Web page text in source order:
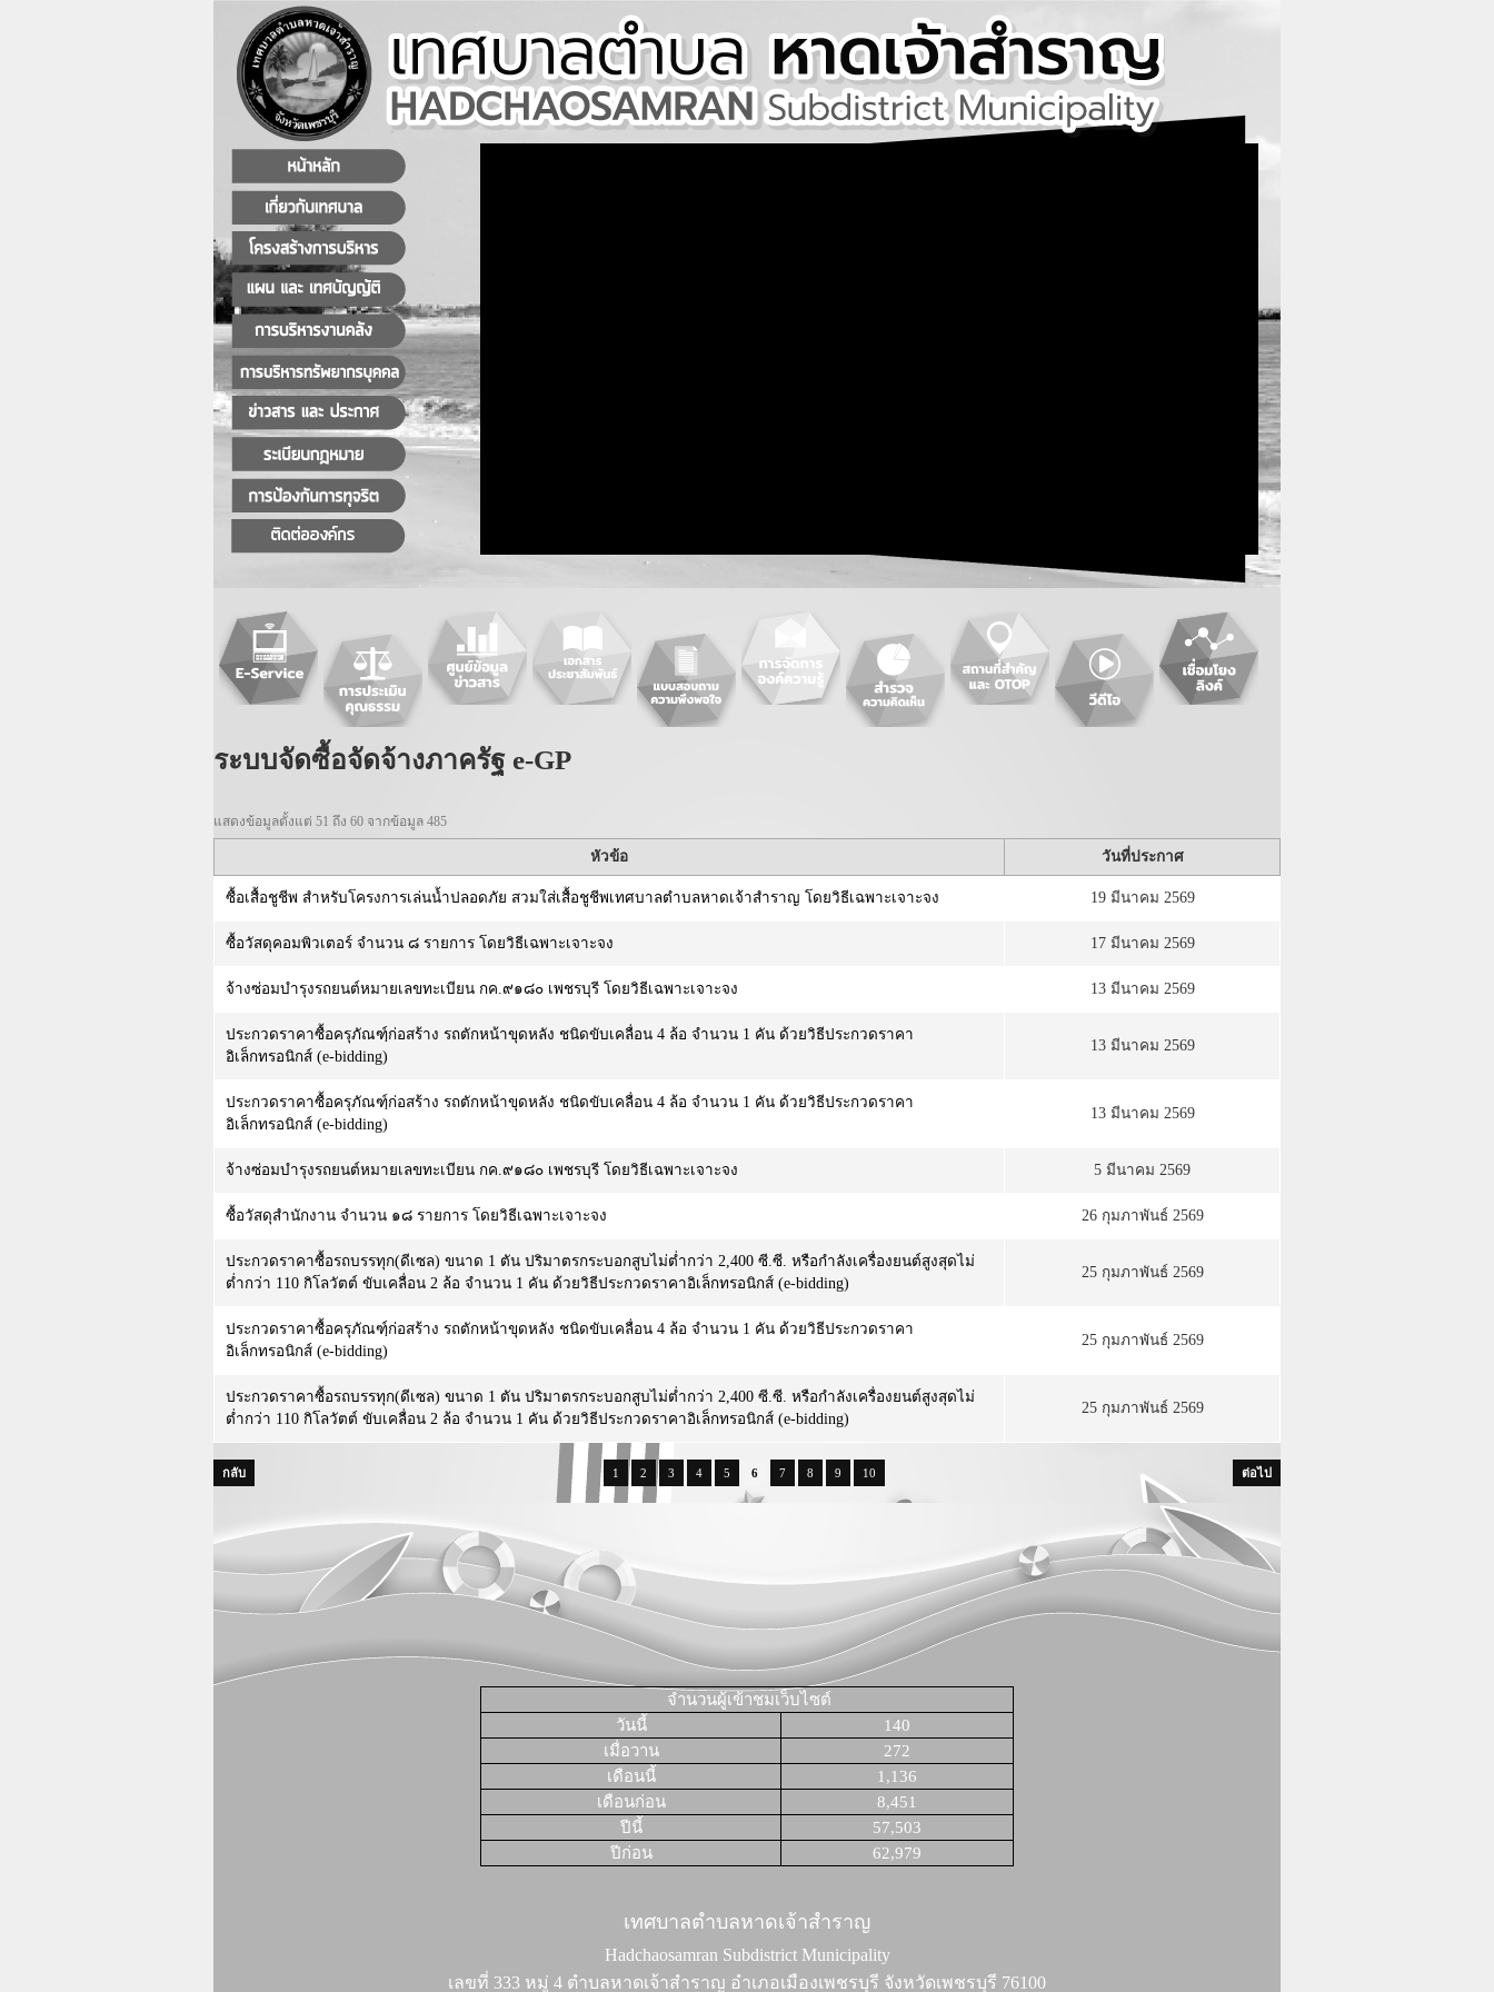
ระบบจัดซื้อจัดจ้างภาครัฐ e-GP
แสดงข้อมูลตั้งแต่ 51 ถึง 60 จากข้อมูล 485
หัวข้อ วันที่ประกาศ
ซื้อเสื้อชูชีพ สำหรับโครงการเล่นน้ำปลอดภัย สวมใส่เสื้อชูชีพเทศบาลตำบลหาดเจ้าสำราญ โดยวิธีเฉพาะเจาะจง 19 มีนาคม 2569
ซื้อวัสดุคอมพิวเตอร์ จำนวน ๘ รายการ โดยวิธีเฉพาะเจาะจง 17 มีนาคม 2569
จ้างซ่อมบำรุงรถยนต์หมายเลขทะเบียน กค.๙๑๘๐ เพชรบุรี โดยวิธีเฉพาะเจาะจง 13 มีนาคม 2569
ประกวดราคาซื้อครุภัณฑ์ฺก่อสร้าง รถตักหน้าขุดหลัง ชนิดขับเคลื่อน 4 ล้อ จำนวน 1 คัน ด้วยวิธีประกวดราคา
อิเล็กทรอนิกส์ (e-bidding)
13 มีนาคม 2569
ประกวดราคาซื้อครุภัณฑ์ฺก่อสร้าง รถตักหน้าขุดหลัง ชนิดขับเคลื่อน 4 ล้อ จำนวน 1 คัน ด้วยวิธีประกวดราคา
อิเล็กทรอนิกส์ (e-bidding)
13 มีนาคม 2569
จ้างซ่อมบำรุงรถยนต์หมายเลขทะเบียน กค.๙๑๘๐ เพชรบุรี โดยวิธีเฉพาะเจาะจง 5 มีนาคม 2569
ซื้อวัสดุสำนักงาน จำนวน ๑๘ รายการ โดยวิธีเฉพาะเจาะจง 26 กุมภาพันธ์ 2569
ประกวดราคาซื้อรถบรรทุก(ดีเซล) ขนาด 1 ตัน ปริมาตรกระบอกสูบไม่ต่ำกว่า 2,400 ซี.ซี. หรือกำลังเครื่องยนต์สูงสุดไม่
ต่ำกว่า 110 กิโลวัตต์ ขับเคลื่อน 2 ล้อ จำนวน 1 คัน ด้วยวิธีประกวดราคาอิเล็กทรอนิกส์ (e-bidding)
25 กุมภาพันธ์ 2569
ประกวดราคาซื้อครุภัณฑ์ฺก่อสร้าง รถตักหน้าขุดหลัง ชนิดขับเคลื่อน 4 ล้อ จำนวน 1 คัน ด้วยวิธีประกวดราคา
อิเล็กทรอนิกส์ (e-bidding)
25 กุมภาพันธ์ 2569
ประกวดราคาซื้อรถบรรทุก(ดีเซล) ขนาด 1 ตัน ปริมาตรกระบอกสูบไม่ต่ำกว่า 2,400 ซี.ซี. หรือกำลังเครื่องยนต์สูงสุดไม่
ต่ำกว่า 110 กิโลวัตต์ ขับเคลื่อน 2 ล้อ จำนวน 1 คัน ด้วยวิธีประกวดราคาอิเล็กทรอนิกส์ (e-bidding)
25 กุมภาพันธ์ 2569
กลับ 1 2 3 4 5 6 7 8 9 10 ต่อไป
จำนวนผู้เข้าชมเว็บไซต์
วันนี้
140
เมื่อวาน
272
เดือนนี้
1,136
เดือนก่อน
8,451
ปีนี้
57,503
ปีก่อน
62,979
เทศบาลตำบลหาดเจ้าสำราญ
Hadchaosamran Subdistrict Municipality
เลขที่ 333 หมู่ 4 ตำบลหาดเจ้าสำราญ อำเภอเมืองเพชรบุรี จังหวัดเพชรบุรี 76100